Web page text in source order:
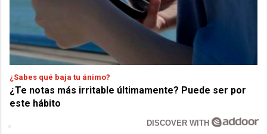
¿Sabes qué baja tu ánimo?
¿Te notas más irritable últimamente? Puede ser por
este hábito
DISCOVER WITH